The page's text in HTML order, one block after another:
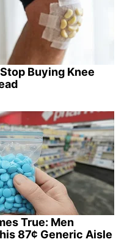
Buying Knee
True: Men
87¢ Generic Aisle